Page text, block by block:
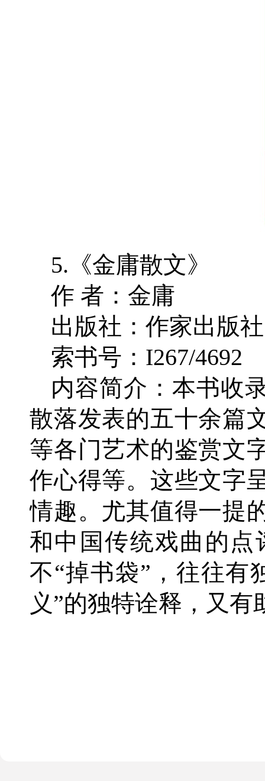
5.《金庸散文》
作 者：金庸
出版社：作家出版社
索书号：I267/4692
内容简介：本书收
散落发表的五十余篇
等各门艺术的鉴赏文
作心得等。这些文字
情趣。尤其值得一提
和中国传统戏曲的
不“掉书袋”，往往有
义”的独特诠释，又